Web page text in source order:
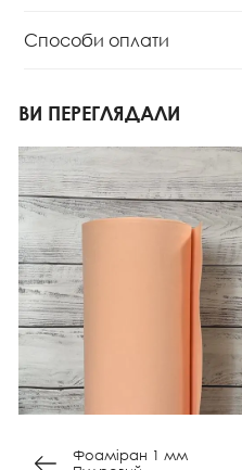
Способи оплати
ВИ ПЕРЕГЛЯДАЛИ
Фоаміран 1 мм